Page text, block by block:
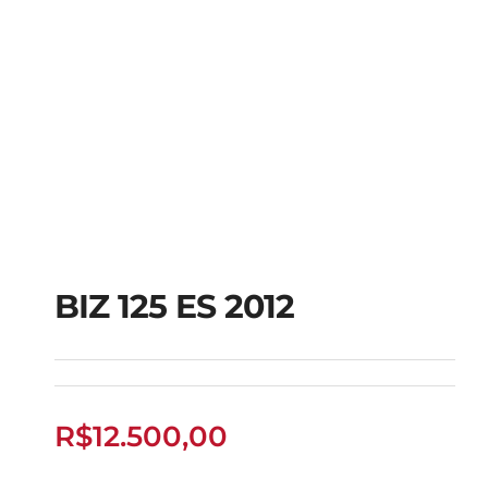
BIZ 125 ES 2012
BIZ 125 ES 2012
R$12.500,00